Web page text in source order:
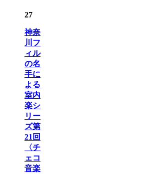
27
神奈
川フ
ィル
の名
手に
よる
室内
楽シ
リー
ズ第
21回
〈チ
ェコ
音楽